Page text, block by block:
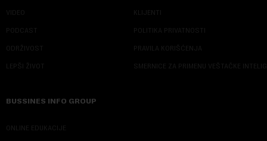
VIDEO
PODCAST
ODRŽIVOST
LEPŠI ŽIVOT
KLIJENTI
POLITIKA PRIVATNOSTI
PRAVILA KORIŠĆENJA
SMERNICE ZA PRIMENU VEŠTAČKE
BUSSINES INFO GROUP
ONLINE EDUKACIJE